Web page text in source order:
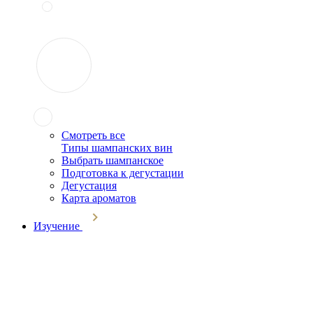
Смотреть все
Типы шампанских вин
Выбрать шампанское
Подготовка к дегустации
Дегустация
Карта ароматов
Изучение